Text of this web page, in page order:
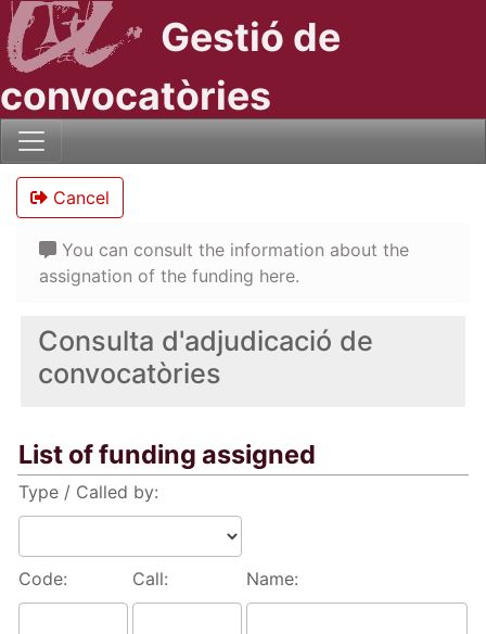
Gestió de
convocatòries
Consulta d'adjudicació de
convocatòries
List of funding assigned
Type / Called by:
Code: Call: Name:
Cancel
You can consult the information about the
assignation of the funding here.